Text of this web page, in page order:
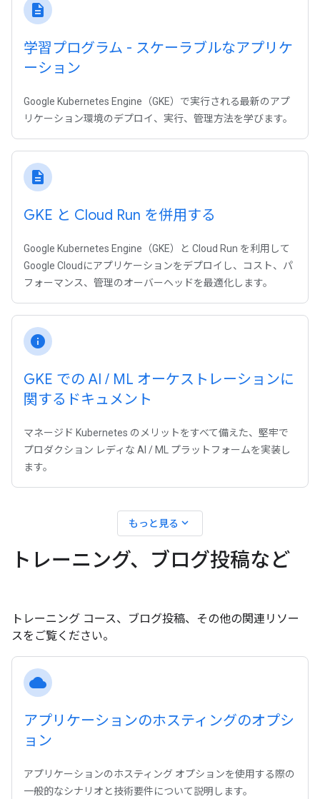
description
学習プログラム - スケーラブルなアプリケ
ーション
Google Kubernetes Engine（GKE）で実行される最新のアプ
リケーション環境のデプロイ、実行、管理方法を学びます。
description
GKE と Cloud Run を併用する
Google Kubernetes Engine（GKE）と Cloud Run を利用して
Google Cloudにアプリケーションをデプロイし、コスト、パ
フォーマンス、管理のオーバーヘッドを最適化します。
info
GKE での AI / ML オーケストレーションに
関するドキュメント
マネージド Kubernetes のメリットをすべて備えた、堅牢で
プロダクション レディな AI / ML プラットフォームを実装し
ます。
もっと見る expand_more
トレーニング、ブログ投稿など
トレーニング コース、ブログ投稿、その他の関連リソー
スをご覧ください。
cloud
アプリケーションのホスティングのオプシ
ョン
アプリケーションのホスティング オプションを使用する際の
一般的なシナリオと技術要件について説明します。